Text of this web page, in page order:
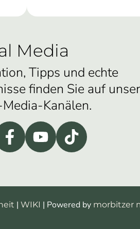
Media
Tipps und echte
finden Sie auf
Kanälen.
| WIKI | Powered by morbitzer